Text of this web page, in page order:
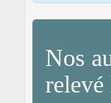
Nos
relevé